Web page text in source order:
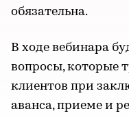
обязательна.
В ходе вебинара
вопросы, которые
клиентов при
аванса, приеме и